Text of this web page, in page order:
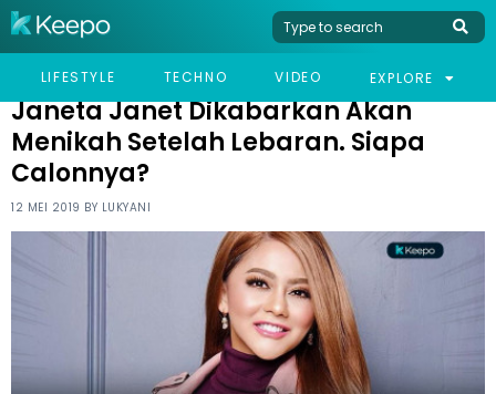
LIFESTYLE TECHNO VIDEO EXPLORE
HOME CELEB
JANETA JANET DIKABARKAN AKAN MENIKAH SETELAH LEBARAN.
Janeta Janet Dikabarkan Akan
Menikah Setelah Lebaran. Siapa
Calonnya?
12 MEI 2019 BY LUKYANI